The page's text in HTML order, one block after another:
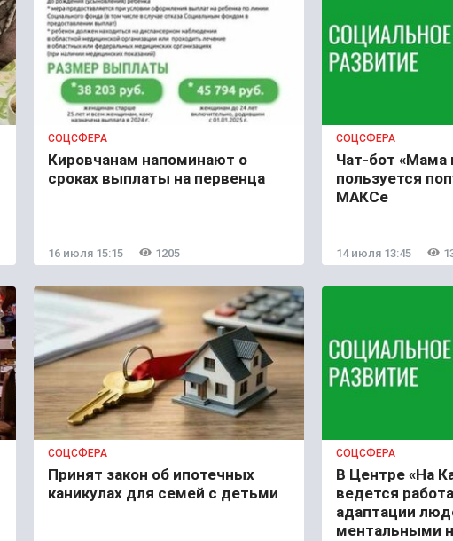
СОЦСФЕРА
Кировчанам напоминают о
сроках выплаты на первенца
16 июля 15:15 1205
СОЦСФЕРА
Чат-бот «Мама
пользуется
МАКСе
14 июля 13:45
СОЦСФЕРА
Принят закон об ипотечных
каникулах для семей с детьми
СОЦСФЕРА
В Центре «На
ведется
адаптации
ментальными